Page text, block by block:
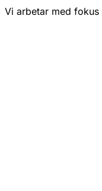
Vi arbetar med